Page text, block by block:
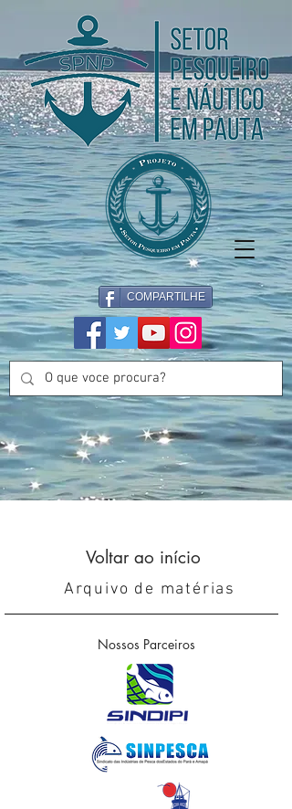
COMPARTILHE
Voltar ao início
Arquivo de matérias
Nossos Parceiros